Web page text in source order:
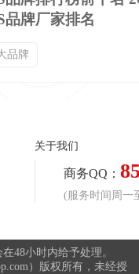
品牌厂家排名
品牌
关于我们
商务QQ：
(服务时间周一
48小时内给予处理。
）版权所有，未经授